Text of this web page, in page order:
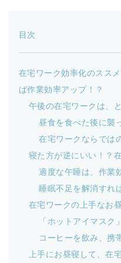
目次
在宅ワーク効率化のスス
ば作業効率アップ！？
午後の在宅ワークは、
昼食を食べた後に襲
在宅ワークならでは
寝た方が逆にいい！？
適度な午睡は、作業
睡眠不足を解消すれ
在宅ワークの上手なお
「ホットアイマス
コーヒーを飲み、携
上手にお昼寝して、在